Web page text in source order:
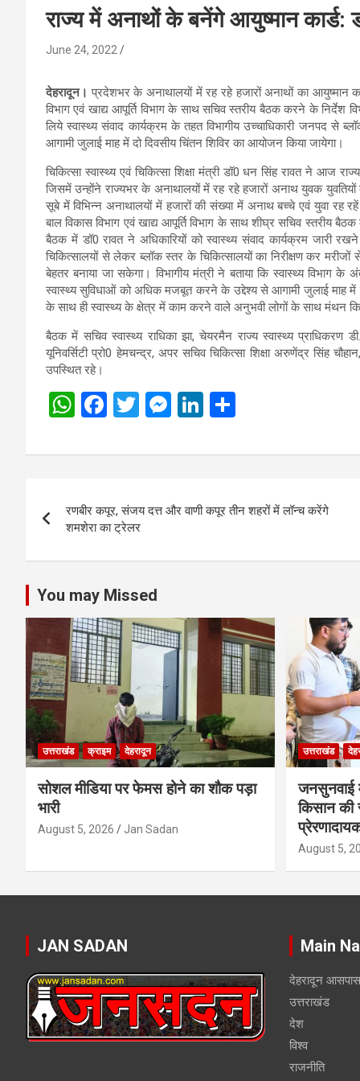
राज्य में अनाथों के बनेंगे आयुष्मान कार्ड:
June 24, 2022
देहरादून। प्रदेशभर के अनाथालयों में रह रहे हजारों अनाथों का आयुष्मान
विभाग एवं खाद्य आपूर्ति विभाग के साथ सचिव स्तरीय बैठक करने के निर्देश
लिये स्वास्थ्य संवाद कार्यक्रम के तहत विभागीय उच्चाधिकारी जनपद से
आगामी जुलाई माह में दो दिवसीय चिंतन शिविर का आयोजन किया जायेगा।
चिकित्सा स्वास्थ्य एवं चिकित्सा शिक्षा मंत्री डॉ0 धन सिंह रावत ने आज
जिसमें उन्होंने राज्यभर के अनाथालयों में रह रहे हजारों अनाथ युवक युवतियों
सूबे में विभिन्न अनाथालयों में हजारों की संख्या में अनाथ बच्चे एवं युवा रह रहें
बाल विकास विभाग एवं खाद्य आपूर्ति विभाग के साथ शीघ्र सचिव स्तरीय
बैठक में डॉ0 रावत ने अधिकारियों को स्वास्थ्य संवाद कार्यक्रम जारी
चिकित्सालयों से लेकर ब्लॉक स्तर के चिकित्सालयों का निरीक्षण कर
बेहतर बनाया जा सकेगा। विभागीय मंत्री ने बताया कि स्वास्थ्य विभाग
स्वास्थ्य सुविधाओं को अधिक मजबूत करने के उद्देश्य से आगामी जुलाई माह में
के साथ ही स्वास्थ्य के क्षेत्र में काम करने वाले अनुभवी लोगों के साथ मंथन
बैठक में सचिव स्वास्थ्य राधिका झा, चेयरमैन राज्य स्वास्थ्य
यूनिवर्सिटी प्रो0 हेमचन्द्र, अपर सचिव चिकित्सा शिक्षा अरुणेंद्र सिंह
उपस्थित रहे।
W
at
A
p
p
F
ce
o
o
k
T
tt
M
se
g
Li
ke
n
ar
navigation
रणबीर कपूर, संजय दत्त और वाणी कपूर तीन शहरों में लॉन्च करेंगे
शमशेरा का ट्रेलर
You may Missed
उत्तराखंड क्राइम देहरादून
सोशल मीडिया पर फेमस होने का शौक पड़ा
भारी
August 5, 2026 Jan Sadan
उत्तराखंड
जनसुनवाई
किसान की
August 5,
JAN SADAN Main
देहरादून आसपास
उत्तराखंड
देश
विश्व
राजनीति